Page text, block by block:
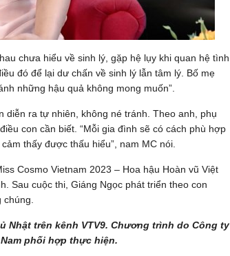
chưa hiểu về sinh lý, gặp hệ lụy khi quan hệ tình
đó để lại dư chấn về sinh lý lẫn tâm lý. Bố mẹ
những hậu quả không mong muốn”.
diễn ra tự nhiên, không né tránh. Theo anh, phụ
con cần biết. “Mỗi gia đình sẽ có cách phù hợp
thấy được thấu hiểu”, nam MC nói.
Cosmo Vietnam 2023 – Hoa hậu Hoàn vũ Việt
Sau cuộc thi, Giáng Ngọc phát triển theo con
chúng.
Nhật trên kênh VTV9. Chương trình do Công ty
phối hợp thực hiện.